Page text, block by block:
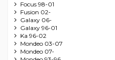
Focus 98-01
Fusion 02-
Galaxy 06-
Galaxy 96-01
Ka 96-02
Mondeo 03-07
Mondeo 07-